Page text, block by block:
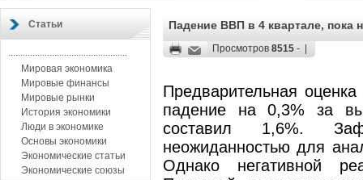
Статьи
.................................................
Мировая экономика
Мировые финансы
Мировые рынки
История экономики
Люди в экономике
Основы экономики
Экономические статьи
Экономические союзы
Падение ВВП в 4 квартале, пока
Просмотров 8515 - |
Предварительная
падение на 0,3% за
составил 1,6%.
неожиданностью для
Однако негативной